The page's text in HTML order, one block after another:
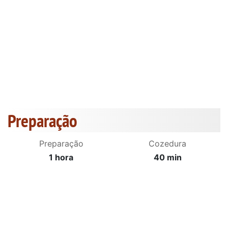
Preparação
Preparação
1 hora
Cozedura
40 min